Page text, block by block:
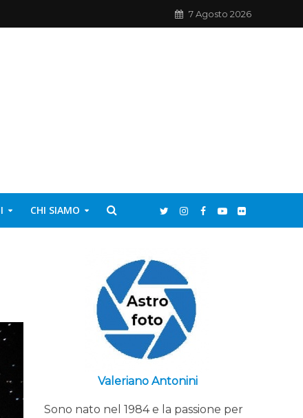
7 Agosto 2026
CHI SIAMO
Valeriano Antonini
Sono nato nel 1984 e la passione per